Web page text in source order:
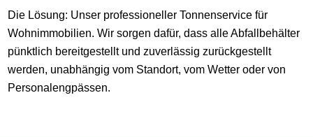
Die Lösung: Unser professioneller Tonnenservice für
Wohnimmobilien. Wir sorgen dafür, dass alle Abfallbehälter
pünktlich bereitgestellt und zuverlässig zurückgestellt
werden, unabhängig vom Standort, vom Wetter oder von
Personalengpässen.